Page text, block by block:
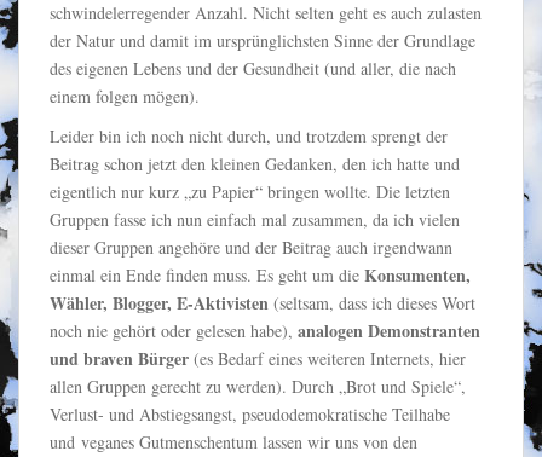
schwindelerregender Anzahl. Nicht selten geht es auch zulasten
der Natur und damit im ursprünglichsten Sinne der Grundlage
des eigenen Lebens und der Gesundheit (und aller, die nach
einem folgen mögen).
Leider bin ich noch nicht durch, und trotzdem sprengt der
Beitrag schon jetzt den kleinen Gedanken, den ich hatte und
eigentlich nur kurz „zu Papier“ bringen wollte. Die letzten
Gruppen fasse ich nun einfach mal zusammen, da ich vielen
dieser Gruppen angehöre und der Beitrag auch irgendwann
einmal ein Ende finden muss. Es geht um die Konsumenten,
Wähler, Blogger, E-Aktivisten (seltsam, dass ich dieses Wort
noch nie gehört oder gelesen habe), analogen Demonstranten
und braven Bürger (es Bedarf eines weiteren Internets, hier
allen Gruppen gerecht zu werden). Durch „Brot und Spiele“,
Verlust- und Abstiegsangst, pseudodemokratische Teilhabe
und veganes Gutmenschentum lassen wir uns von den